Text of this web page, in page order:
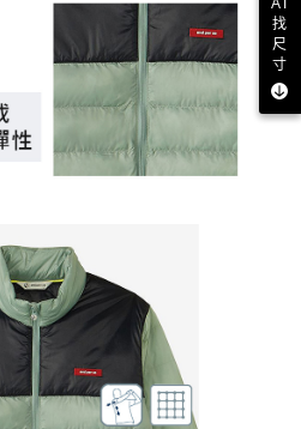
AI
找
尺
寸